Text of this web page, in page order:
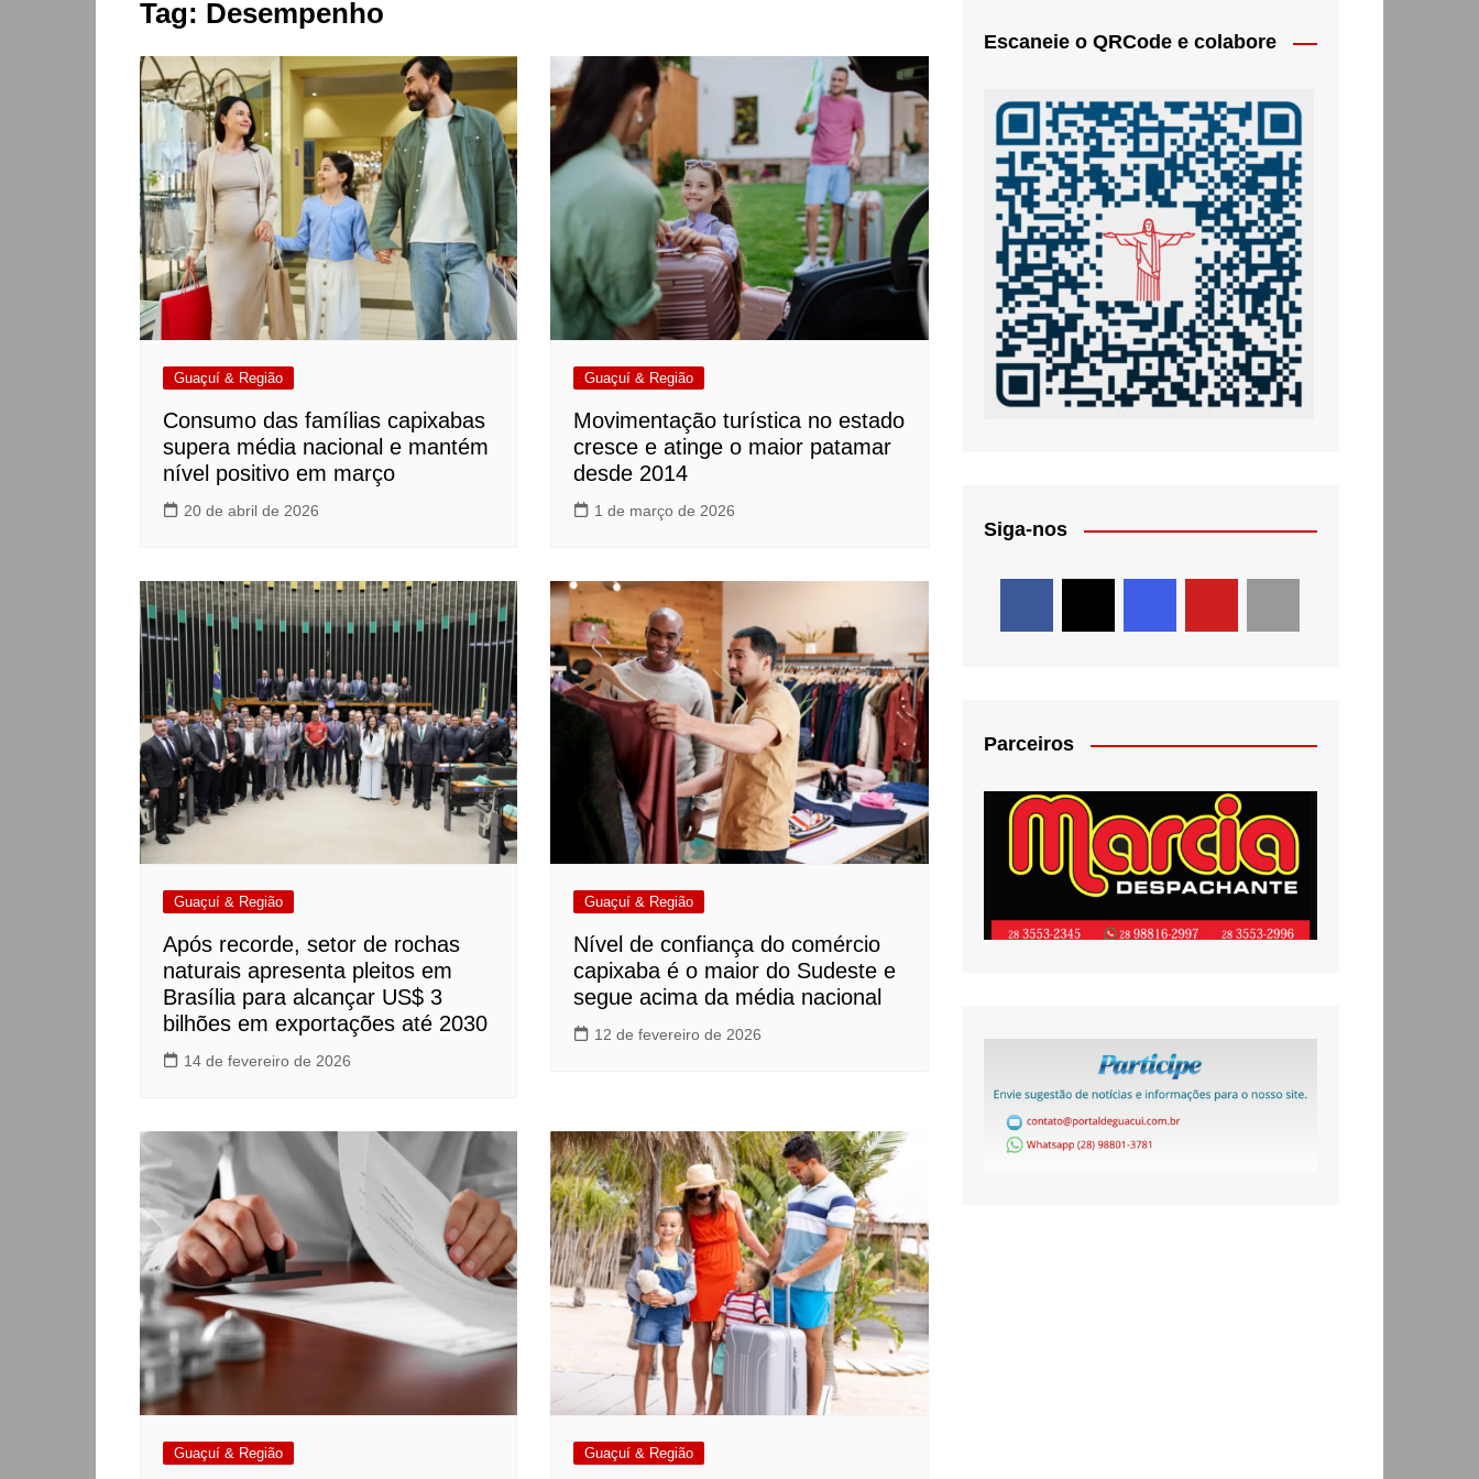
Tag: Desempenho
Guaçuí & Região
Consumo das famílias capixabas
supera média nacional e mantém
nível positivo em março
20 de abril de 2026
Guaçuí & Região
Movimentação turística no estado
cresce e atinge o maior patamar
desde 2014
1 de março de 2026
Guaçuí & Região
Após recorde, setor de rochas
naturais apresenta pleitos em
Brasília para alcançar US$ 3
bilhões em exportações até 2030
14 de fevereiro de 2026
Guaçuí & Região
Nível de confiança do comércio
capixaba é o maior do Sudeste e
segue acima da média nacional
12 de fevereiro de 2026
Guaçuí & Região Guaçuí & Região
Escaneie o QRCode e colabore
Siga-nos
Parceiros